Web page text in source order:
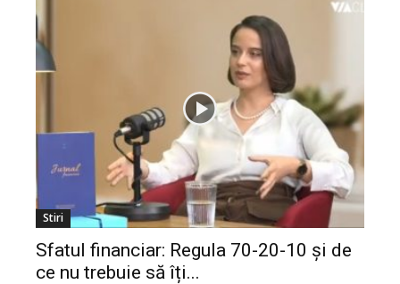
Stiri
Sfatul financiar: Regula 70-20-10 și de
ce nu trebuie să îți...